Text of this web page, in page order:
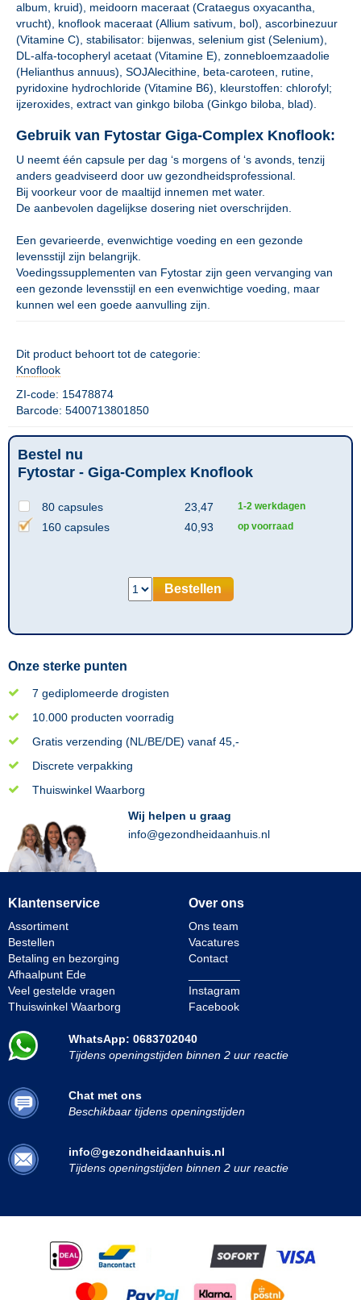
album, kruid), meidoorn maceraat (Crataegus oxyacantha,
vrucht), knoflook maceraat (Allium sativum, bol), ascorbinezuur
(Vitamine C), stabilisator: bijenwas, selenium gist (Selenium),
DL-alfa-tocopheryl acetaat (Vitamine E), zonnebloemzaadolie
(Helianthus annuus), SOJAlecithine, beta-caroteen, rutine,
pyridoxine hydrochloride (Vitamine B6), kleurstoffen: chlorofyl;
ijzeroxides, extract van ginkgo biloba (Ginkgo biloba, blad).
Gebruik van Fytostar Giga-Complex Knoflook:
U neemt één capsule per dag ‘s morgens of ‘s avonds, tenzij
anders geadviseerd door uw gezondheidsprofessional.
Bij voorkeur voor de maaltijd innemen met water.
De aanbevolen dagelijkse dosering niet overschrijden.
Een gevarieerde, evenwichtige voeding en een gezonde
levensstijl zijn belangrijk.
Voedingssupplementen van Fytostar zijn geen vervanging van
een gezonde levensstijl en een evenwichtige voeding, maar
kunnen wel een goede aanvulling zijn.
Dit product behoort tot de categorie:
Knoflook
ZI-code: 15478874
Barcode: 5400713801850
Bestel nu
Fytostar - Giga-Complex Knoflook
80 capsules 23,47 1-2 werkdagen
160 capsules 40,93 op voorraad
Bestellen
Onze sterke punten
7 gediplomeerde drogisten
10.000 producten voorradig
Gratis verzending (NL/BE/DE) vanaf 45,-
Discrete verpakking
Thuiswinkel Waarborg
Wij helpen u graag
info@gezondheidaanhuis.nl
Klantenservice
Assortiment
Bestellen
Betaling en bezorging
Afhaalpunt Ede
Veel gestelde vragen
Thuiswinkel Waarborg
Over ons
Ons team
Vacatures
Contact
Instagram
Facebook
WhatsApp: 0683702040
Tijdens openingstijden binnen 2 uur reactie
Chat met ons
Beschikbaar tijdens openingstijden
info@gezondheidaanhuis.nl
Tijdens openingstijden binnen 2 uur reactie